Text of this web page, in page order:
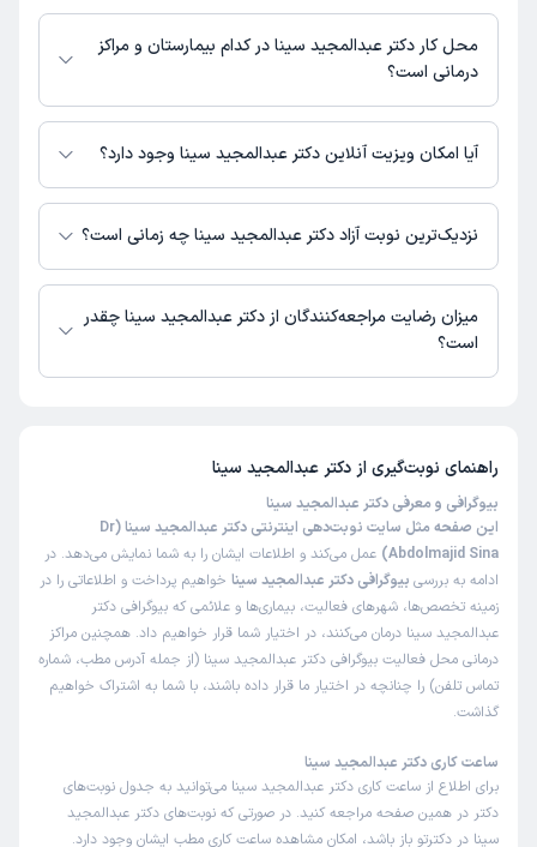
شماره تماس مطب دکتر عبدالمجید سینا در حال حاضر در این صفحه ثبت
نشده است.
محل کار دکتر عبدالمجید سینا در کدام بیمارستان و مراکز
درمانی است؟
اطلاعاتی درباره محل فعالیت دکتر عبدالمجید سینا در مراکز درمانی در دسترس
نیست.
آیا امکان ویزیت آنلاین دکتر عبدالمجید سینا وجود دارد؟
در حال حاضر اطلاعاتی درباره ارائه ویزیت آنلاین توسط دکتر عبدالمجید سینا در
دسترس نیست. برای دریافت اطلاعات دقیق‌تر، لطفاً با مطب تماس بگیرید.
نزدیک‌ترین نوبت آزاد دکتر عبدالمجید سینا چه زمانی است؟
زمان نوبت‌دهی و پذیرش بیماران با هماهنگی مطب مشخص می‌شود.
میزان رضایت مراجعه‌کنندگان از دکتر عبدالمجید سینا چقدر
است؟
راهنمای نوبت‌گیری از دکتر عبدالمجید سینا
بیوگرافی و معرفی دکتر عبدالمجید سینا
این صفحه مثل سایت نوبت‌دهی اینترنتی دکتر عبدالمجید سینا (Dr
Abdolmajid Sina) عمل می‌کند و اطلاعات ایشان را به شما نمایش می‌دهد. در
ادامه به بررسی بیوگرافی دکتر عبدالمجید سینا خواهیم پرداخت و اطلاعاتی را در
زمینه تخصص‌ها، شهرهای فعالیت، بیماری‌ها و علائمی که بیوگرافی دکتر
عبدالمجید سینا درمان می‌کنند، در اختیار شما قرار خواهیم داد. همچنین مراکز
درمانی محل فعالیت بیوگرافی دکتر عبدالمجید سینا (از جمله آدرس مطب، شماره
تماس تلفن) را چنانچه در اختیار ما قرار داده باشند، با شما به اشتراک خواهیم
گذاشت.
ساعت کاری دکتر عبدالمجید سینا
برای اطلاع از ساعت کاری دکتر عبدالمجید سینا می‌توانید به جدول نوبت‌های
دکتر در همین صفحه مراجعه کنید. در صورتی که نوبت‌های دکتر عبدالمجید
سینا در دکترتو باز باشد، امکان مشاهده ساعت کاری مطب ایشان وجود دارد.